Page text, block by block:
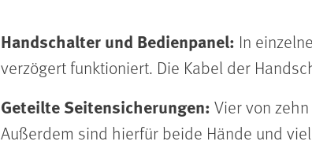
Handschalter und Bedienpanel: In
verzögert funktioniert. Die Kabel der
Geteilte Seitensicherungen: Vier von
Außerdem sind hierfür beide Hände und